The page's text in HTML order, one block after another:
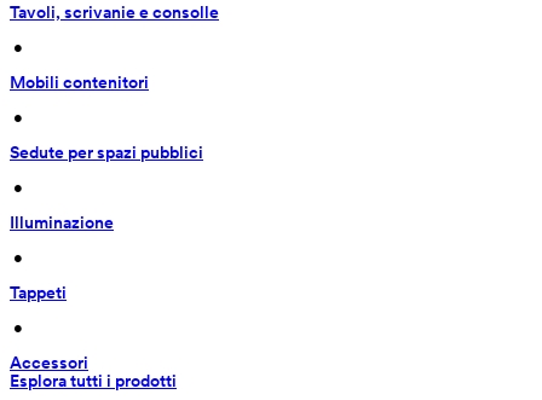
Tavoli, scrivanie e consolle
•
Mobili contenitori
•
Sedute per spazi pubblici
•
Illuminazione
•
Tappeti
•
Accessori
Esplora tutti i prodotti